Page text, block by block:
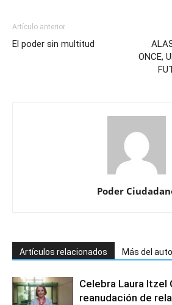
Artículo anterior
El poder sin multitud
ONCE,
Poder
Artículos relacionados Más del
Celebra Laura Itzel
reanudación de